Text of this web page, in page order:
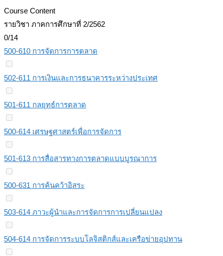
Course Content
รายวิชา ภาคการศึกษาที่ 2/2562
0/14
500-610 การจัดการการตลาด
502-611 การเงินและการธนาคารระหว่างประเทศ
501-611 กลยุทธ์การตลาด
500-614 เศรษฐศาสตร์เพื่อการจัดการ
501-613 การสื่อสารทางการตลาดแบบบูรณาการ
500-631 การค้นคว้าอิสระ
503-614 ภาวะผู้นำและการจัดการการเปลี่ยนแปลง
504-614 การจัดการระบบโลจิสติกส์และเครือข่ายอุปทาน